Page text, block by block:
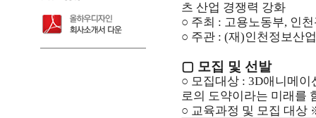
츠 산업 경쟁력 강화
○ 주최 : 고용노동부, 인
○ 주관 : (재)인천정보산
▢ 모집 및 선발
○ 모집대상 : 3D애니메이
로의 도약이라는 미래를
○ 교육과정 및 모집 대상